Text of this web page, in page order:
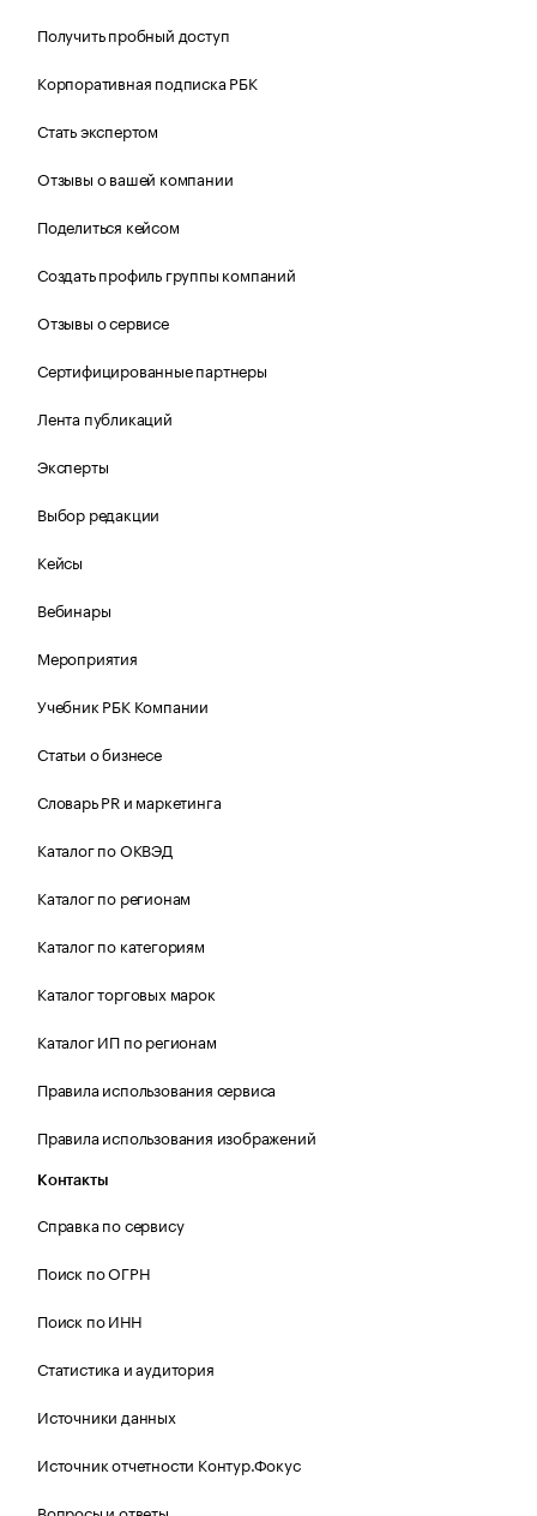
Получить пробный доступ
Корпоративная подписка РБК
Стать экспертом
Отзывы о вашей компании
Поделиться кейсом
Создать профиль группы компаний
Отзывы о сервисе
Сертифицированные партнеры
Лента публикаций
Эксперты
Выбор редакции
Кейсы
Вебинары
Мероприятия
Учебник РБК Компании
Статьи о бизнесе
Словарь PR и маркетинга
Каталог по ОКВЭД
Каталог по регионам
Каталог по категориям
Каталог торговых марок
Каталог ИП по регионам
Правила использования сервиса
Правила использования изображений
Контакты
Справка по сервису
Поиск по ОГРН
Поиск по ИНН
Статистика и аудитория
Источники данных
Источник отчетности Контур.Фокус